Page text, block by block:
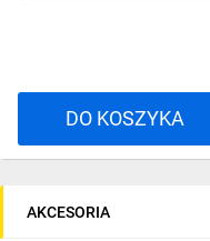
DO KOSZYKA
AKCESORIA